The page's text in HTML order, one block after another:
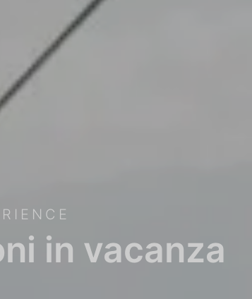
in vacanza